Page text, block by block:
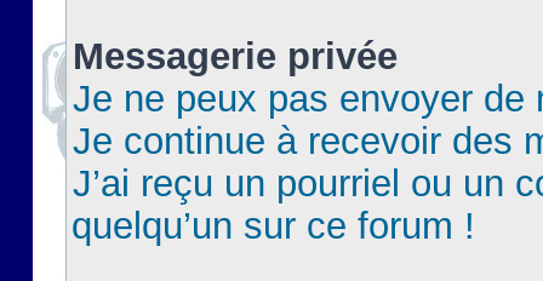
Messagerie privée
Je ne peux pas envoyer de
Je continue à recevoir des
J’ai reçu un pourriel ou un
quelqu’un sur ce forum !